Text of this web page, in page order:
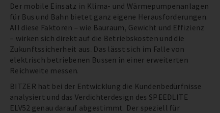
Der mobile Einsatz in Klima- und Wärmepumpenanlagen
für Bus und Bahn bietet ganz eigene Herausforderungen.
All diese Faktoren – wie Bauraum, Gewicht und Effizienz
– wirken sich direkt auf die Betriebskosten und die
Zukunftssicherheit aus. Das lässt sich im Falle von
elektrisch betriebenen Bussen in einer erweiterten
Reichweite messen.
BITZER hat bei der Entwicklung die Kundenbedürfnisse
analysiert und das Verdichterdesign des SPEEDLITE
ELV52 genau darauf abgestimmt. Der speziell für